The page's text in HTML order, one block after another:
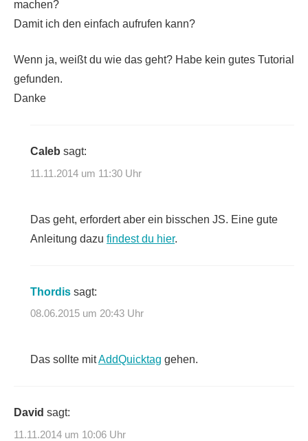
machen?
Damit ich den einfach aufrufen kann?
Wenn ja, weißt du wie das geht? Habe kein gutes Tutorial
gefunden.
Danke
Caleb sagt:
11.11.2014 um 11:30 Uhr
Das geht, erfordert aber ein bisschen JS. Eine gute
Anleitung dazu findest du hier.
Thordis sagt:
08.06.2015 um 20:43 Uhr
Das sollte mitAddQuicktag gehen.
David sagt:
11.11.2014 um 10:06 Uhr